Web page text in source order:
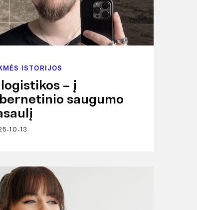
ISTORIJOS
logistikos – į
saugumo
10-13